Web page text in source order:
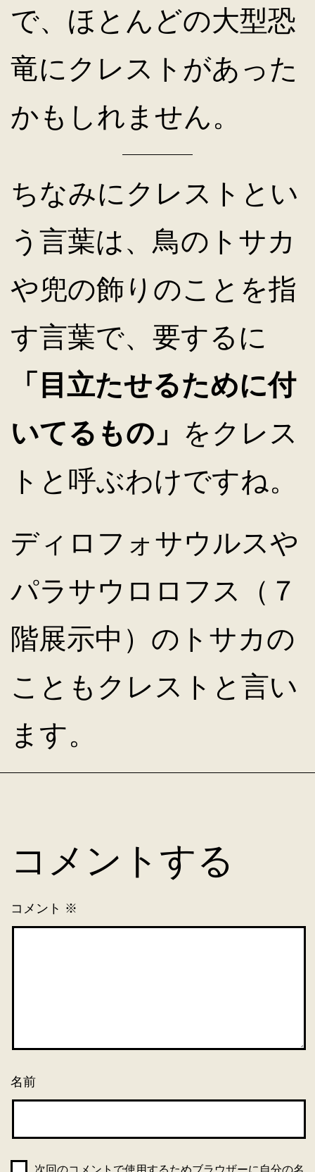
で、ほとんどの大型恐
竜にクレストがあった
かもしれません。
ちなみにクレストとい
う言葉は、鳥のトサカ
や兜の飾りのことを指
す言葉で、要するに
「目立たせるために付
いてるもの」 をクレス
トと呼ぶわけですね。
ディロフォサウルスや
パラサウロロフス（７
階展示中）のトサカの
こともクレストと言い
ます。
コメントする
コメント ※
名前
次回のコメントで使用するためブラウザーに自分の名